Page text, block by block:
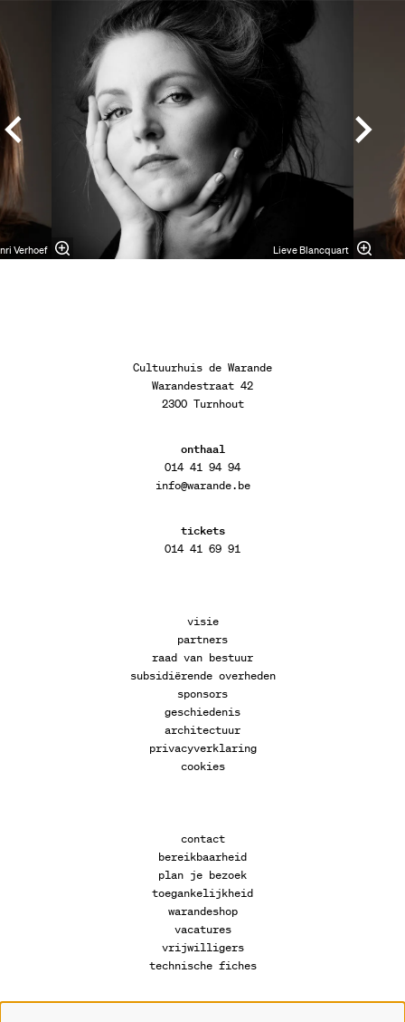
Verhoef Lieve Blancquart
Cultuurhuis de Warande
Warandestraat 42
2300 Turnhout
onthaal
014 41 94 94
info@warande.be
tickets
014 41 69 91
visie
partners
raad van bestuur
subsidiërende overheden
sponsors
geschiedenis
architectuur
privacyverklaring
cookies
contact
bereikbaarheid
plan je bezoek
toegankelijkheid
warandeshop
vacatures
vrijwilligers
technische fiches